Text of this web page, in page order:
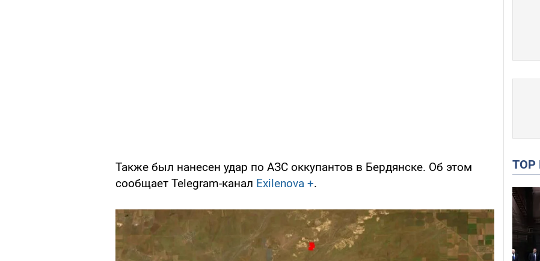
Также был нанесен удар по АЗС оккупантов в Бердянске. Об этом
сообщает Telegram-канал Exilenova +.